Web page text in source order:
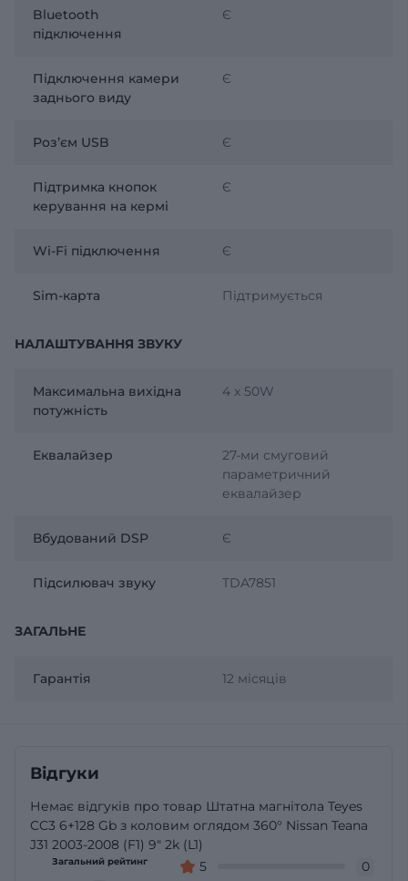
Bluetooth
підключення
Є
Підключення камери
заднього виду
Є
Розʼєм USB Є
Підтримка кнопок
керування на кермі
Є
Wi-Fi підключення Є
Sim-карта Підтримується
НАЛАШТУВАННЯ ЗВУКУ
Максимальна вихідна
потужність
4 x 50W
Еквалайзер
27-ми смуговий
параметричний
еквалайзер
Вбудований DSP Є
Підсилювач звуку TDA7851
ЗАГАЛЬНЕ
Гарантія 12 місяців
Відгуки
Немає відгуків про товар Штатна магнітола Teyes
CC3 6+128 Gb з коловим оглядом 360° Nissan Teana
J31 2003-2008 (F1) 9" 2k (L1)
Загальний рейтинг 5
0